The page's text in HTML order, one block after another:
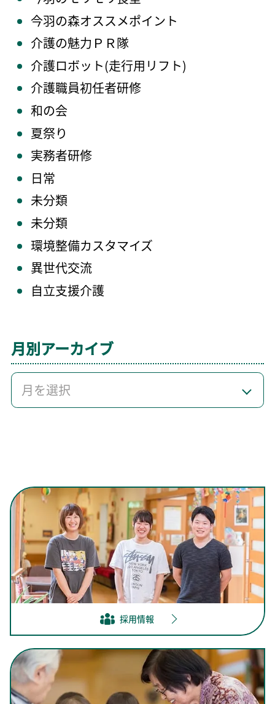
今羽の森オススメポイント
介護の魅力ＰＲ隊
介護ロボット(走行用リフト)
介護職員初任者研修
和の会
夏祭り
実務者研修
日常
未分類
未分類
環境整備カスタマイズ
異世代交流
自立支援介護
月別アーカイブ
採用情報